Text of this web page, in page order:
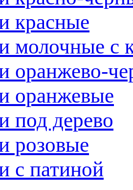
красные
молочные с
оранжево-
оранжевые
под дерево
розовые
с патиной